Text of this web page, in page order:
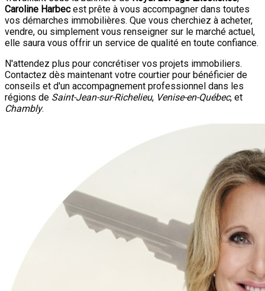
Caroline Harbecest prête à vous accompagner dans toutes
vos démarches immobilières. Que vous cherchiez à acheter,
vendre, ou simplement vous renseigner sur le marché actuel,
elle saura vous offrir un service de qualité en toute confiance.
N'attendez plus pour concrétiser vos projets immobiliers.
Contactez dès maintenant votre courtier pour bénéficier de
conseils et d'un accompagnement professionnel dans les
régions de Saint-Jean-sur-Richelieu, Venise-en-Québec, et
Chambly.